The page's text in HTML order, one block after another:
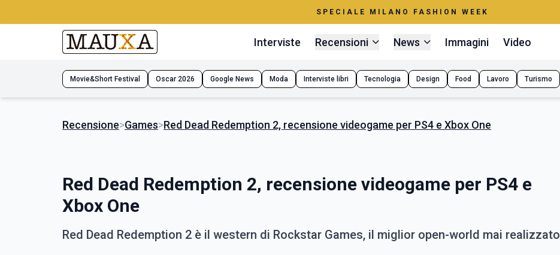
SPECIALE MILANO FASHION WEEK
Interviste Recensioni News Immagini Video
Movie&Short Festival Oscar 2026 Google News Moda Interviste libri Tecnologia Design Food Lavoro Turismo
Recensione>Games>Red Dead Redemption 2, recensione videogame per PS4 e Xbox One
Red Dead Redemption 2, recensione videogame per PS4 e
Xbox One
Red Dead Redemption 2 è il western di Rockstar Games, il miglior open-world mai realizzato